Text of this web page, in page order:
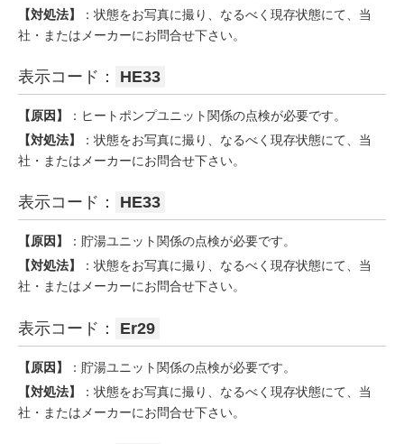
【対処法】
：状態をお写真に撮り、なるべく現存状態にて、当
社・またはメーカーにお問合せ下さい。
表示コード： HE33
【原因】
：ヒートポンプユニット関係の点検が必要です。
【対処法】
：状態をお写真に撮り、なるべく現存状態にて、当
社・またはメーカーにお問合せ下さい。
表示コード： HE33
【原因】
：貯湯ユニット関係の点検が必要です。
【対処法】
：状態をお写真に撮り、なるべく現存状態にて、当
社・またはメーカーにお問合せ下さい。
表示コード： Er29
【原因】
：貯湯ユニット関係の点検が必要です。
【対処法】
：状態をお写真に撮り、なるべく現存状態にて、当
社・またはメーカーにお問合せ下さい。